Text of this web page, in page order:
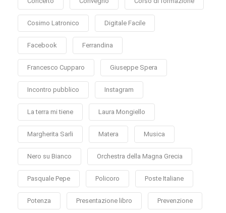
Cosimo Latronico Digitale Facile
Facebook Ferrandina
Francesco Cupparo Giuseppe Spera
Incontro pubblico Instagram
La terra mi tiene Laura Mongiello
Margherita Sarli Matera Musica
Nero su Bianco Orchestra della Magna Grecia
Pasquale Pepe Policoro Poste Italiane
Potenza Presentazione libro Prevenzione